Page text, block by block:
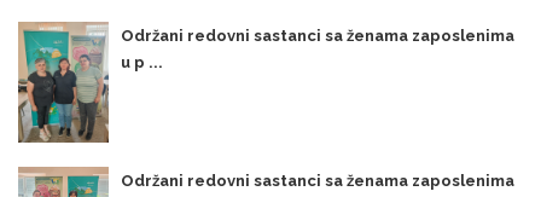
Održani redovni sastanci sa ženama zaposlenima
u p ...
Održani redovni sastanci sa ženama zaposlenima